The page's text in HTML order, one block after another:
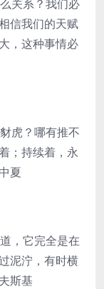
关系？我们必
信我们的天赋
，这种事情必
虎？哪有推不
；持续着，永
夏
，它完全是在
泥泞，有时横
斯基